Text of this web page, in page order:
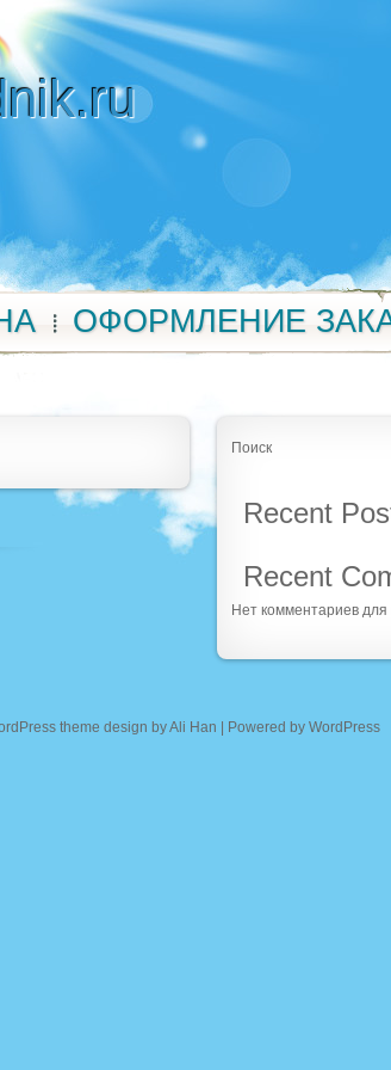
ОФОРМЛЕНИЕ
Поиск
Recent
Recent
Нет комментариев
theme design byAli Han | Powered by WordPress